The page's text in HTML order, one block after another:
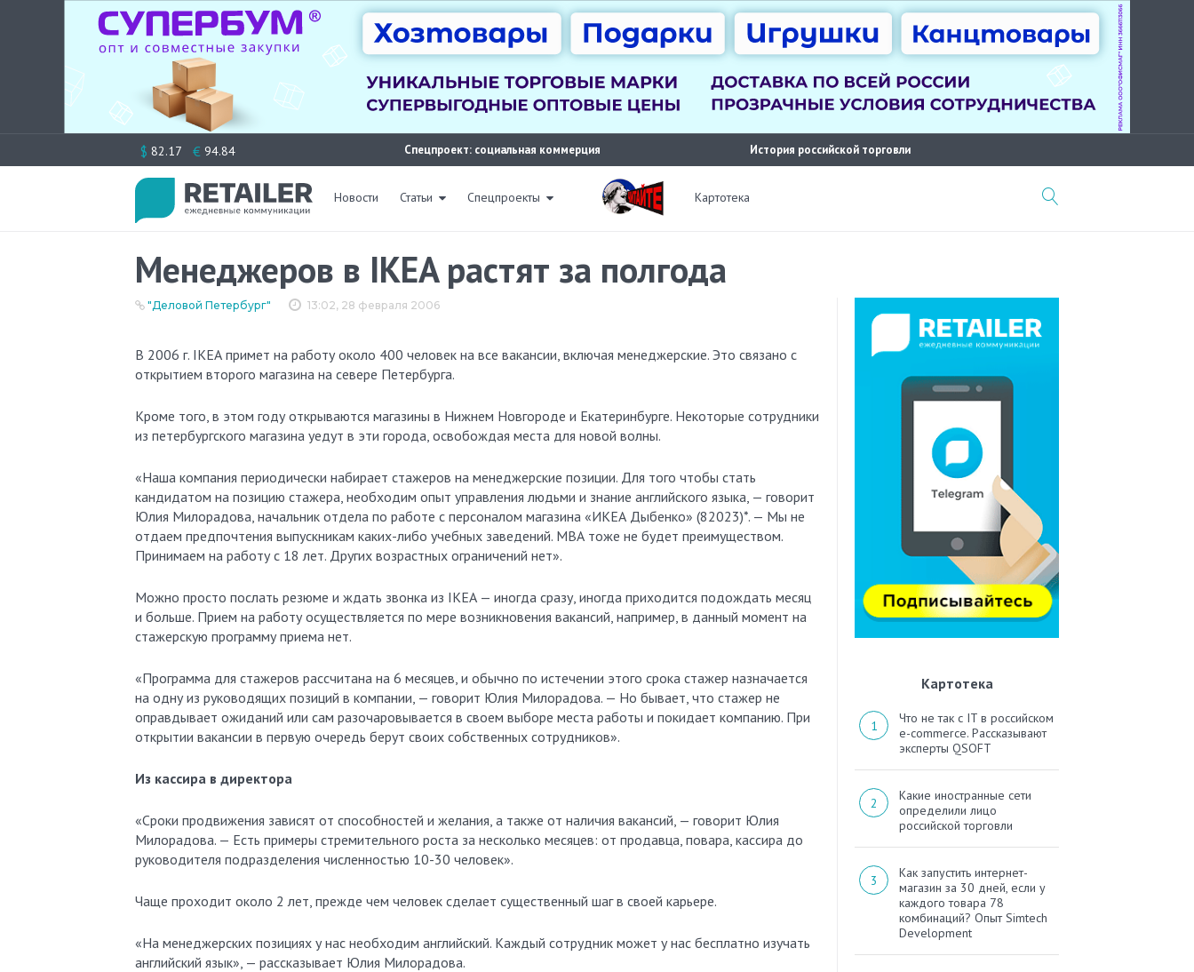
к
$ 82.17 € 94.84 Спецпроект: социальная коммерция История российской торговли
Новости Статьи Спецпроекты Картотека
Менеджеров в IKEA растят за полгода
13:02, 28 февраля 2006
"Деловой Петербург"
В 2006 г. IКЕА примет на работу около 400 человек на все вакансии, включая менеджерские. Это связано с
открытием второго магазина на севере Петербурга.
Кроме того, в этом году открываются магазины в Нижнем Новгороде и Екатеринбурге. Некоторые сотрудники
из петербургского магазина уедут в эти города, освобождая места для новой волны.
«Наша компания периодически набирает стажеров на менеджерские позиции. Для того чтобы стать
кандидатом на позицию стажера, необходим опыт управления людьми и знание английского языка, — говорит
Юлия Милорадова, начальник отдела по работе с персоналом магазина «ИКЕА Дыбенко» (82023)*. — Мы не
отдаем предпочтения выпускникам каких-либо учебных заведений. МВА тоже не будет преимуществом.
Принимаем на работу с 18 лет. Других возрастных ограничений нет».
Можно просто послать резюме и ждать звонка из IКЕА — иногда сразу, иногда приходится подождать месяц
и больше. Прием на работу осуществляется по мере возникновения вакансий, например, в данный момент на
стажерскую программу приема нет.
«Программа для стажеров рассчитана на 6 месяцев, и обычно по истечении этого срока стажер назначается
на одну из руководящих позиций в компании, — говорит Юлия Милорадова. — Но бывает, что стажер не
оправдывает ожиданий или сам разочаровывается в своем выборе места работы и покидает компанию. При
открытии вакансии в первую очередь берут своих собственных сотрудников».
Из кассира в директора
«Сроки продвижения зависят от способностей и желания, а также от наличия вакансий, — говорит Юлия
Милорадова. — Есть примеры стремительного роста за несколько месяцев: от продавца, повара, кассира до
руководителя подразделения численностью 10-30 человек».
Чаще проходит около 2 лет, прежде чем человек сделает существенный шаг в своей карьере.
«На менеджерских позициях у нас необходим английский. Каждый сотрудник может у нас бесплатно изучать
английский язык», — рассказывает Юлия Милорадова.
Картотека
Что не так с IT в российском
e-commerce. Рассказывают
эксперты QSOFT
Какие иностранные сети
определили лицо
российской торговли
Как запустить интернет-
магазин за 30 дней, если у
каждого товара 78
комбинаций? Опыт Simtech
Development